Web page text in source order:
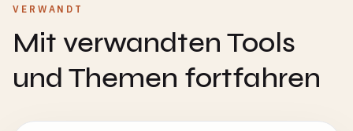
VERWANDT
Mit verwandten Tools
und Themen fortfahren